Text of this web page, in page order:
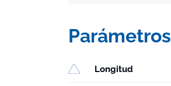
Parámetros
Longitud